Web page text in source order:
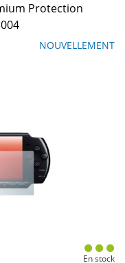
Protection
NOUVELLEMENT
En stock